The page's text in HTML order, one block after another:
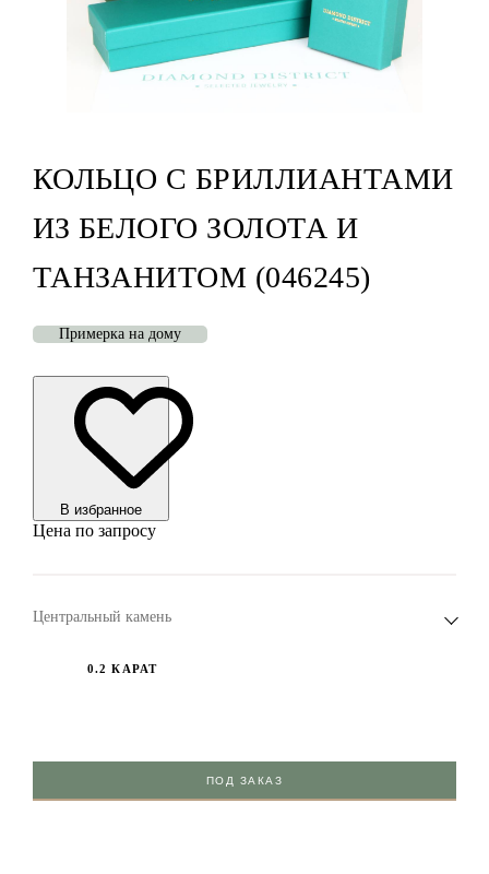
КОЛЬЦО С БРИЛЛИАНТАМИ
ИЗ БЕЛОГО ЗОЛОТА И
ТАНЗАНИТОМ (046245)
Примерка на дому
В избранноe
Цена по запросу
Центральный камень
0.2 КАРАТ
ПОД ЗАКАЗ